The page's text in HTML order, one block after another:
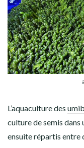
L’aquaculture des
culture de semis dans
ensuite répartis entre